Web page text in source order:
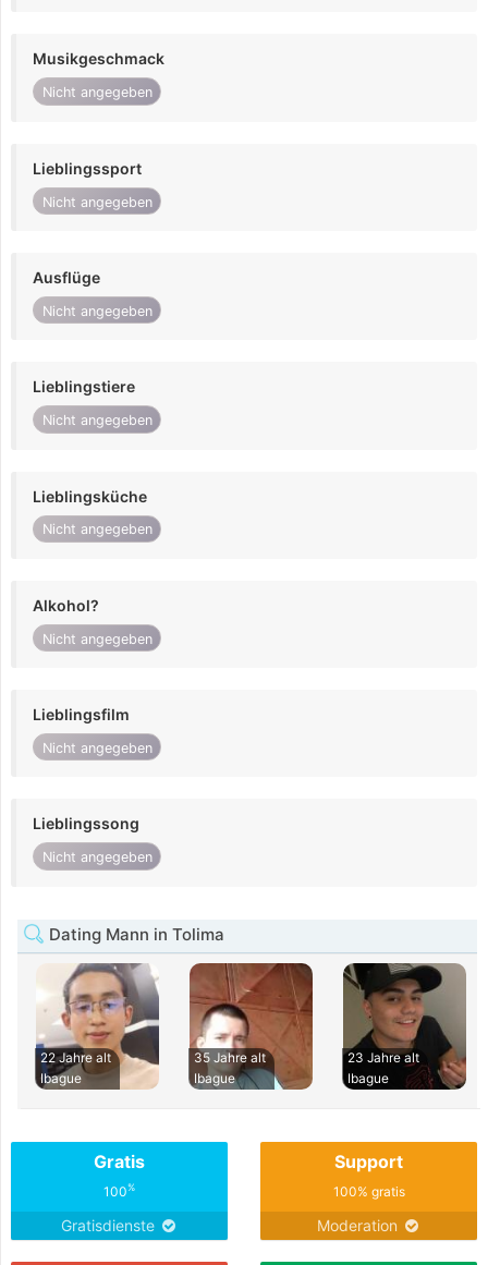
Musikgeschmack
Nicht angegeben
Lieblingssport
Nicht angegeben
Ausflüge
Nicht angegeben
Lieblingstiere
Nicht angegeben
Lieblingsküche
Nicht angegeben
Alkohol?
Nicht angegeben
Lieblingsfilm
Nicht angegeben
Lieblingssong
Nicht angegeben
Dating Mann in Tolima
22 Jahre alt
Ibague
35 Jahre alt
Ibague
23 Jahre alt
Ibague
Gratis
100%
Gratisdienste
Support
100% gratis
Moderation